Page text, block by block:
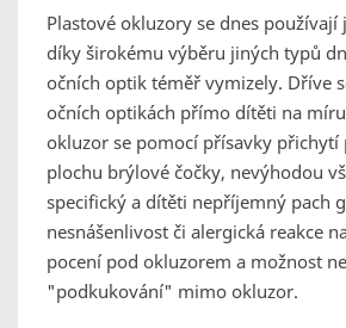
Plastové okluzory se dnes používají
díky širokému výběru jiných typů
očních optik téměř vymizely. Dříve
očních optikách přímo dítěti na
okluzor se pomocí přísavky
plochu brýlové čočky, nevýhodou
specifický a dítěti nepříjemný pach
nesnášenlivost či alergická reakce
pocení pod okluzorem a možnost
"podkukování" mimo okluzor.